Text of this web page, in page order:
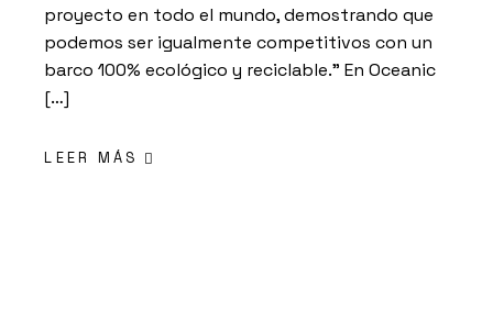
proyecto en todo el mundo, demostrando que
podemos ser igualmente competitivos con un
barco 100% ecológico y reciclable.” En Oceanic
[…]
LEER MÁS